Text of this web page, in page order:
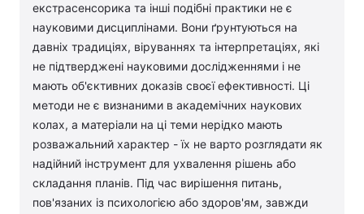
Екологія Регіони
Лонгріди
Статті
Інтерв'ю Думки
Архів Вакансії
Контакти
екстрасенсорика та інші подібні практики не є
науковими дисциплінами. Вони ґрунтуються на
давніх традиціях, віруваннях та інтерпретаціях, які
не підтверджені науковими дослідженнями і не
мають об'єктивних доказів своєї ефективності. Ці
методи не є визнаними в академічних наукових
колах, а матеріали на ці теми нерідко мають
розважальний характер - їх не варто розглядати як
надійний інструмент для ухвалення рішень або
складання планів. Під час вирішення питань,
пов'язаних із психологією або здоров'ям, завжди